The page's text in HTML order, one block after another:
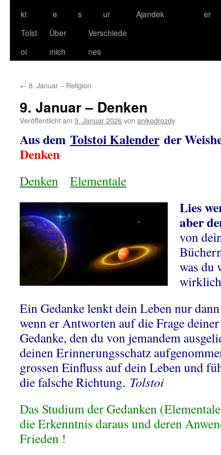
kt
e
s
ur
Ajandek
er
Tolst
oi
Über
mich
Verschiede
nes
← 8. Januar – Religion
9. Januar – Denken
Veröffentlicht am 9. Januar 2026von anikodrozdy
Aus dem Tolstoi Kalender der
Denken
Denken Elementale
Lies
aber
von
was du
Ein Gedanke lenkt dein Leben nur
wenn er Antworten auf die Frage
Gedanke, den du von jemandem
deinen Erinnerungsschatz
grossen Einfluss auf dein Leben und
die falsche Richtung. Tolstoi
Das Studium der Gedanken
die Erkenntnis daraus und deren
Frieden !